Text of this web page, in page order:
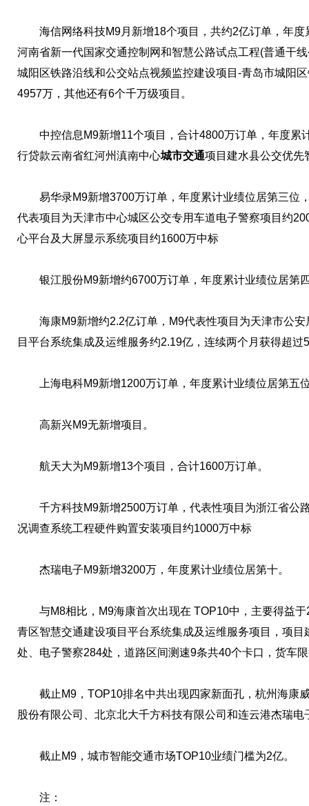
海信网络科技M9月新增18个项目，共约2亿订单，年度
河南省新一代国家交通控制网和智慧公路试点工程(普通干
城阳区铁路沿线和公交站点视频监控建设项目-青岛市城阳
4957万，其他还有6个千万级项目。
中控信息M9新增11个项目，合计4800万订单，年度累
行贷款云南省红河州滇南中心城市交通项目建水县公交优先
易华录M9新增3700万订单，年度累计业绩位居第三位
代表项目为天津市中心城区公交专用车道电子警察项目约
心平台及大屏显示系统项目约1600万中标
银江股份M9新增约6700万订单，年度累计业绩位居第
海康M9新增约2.2亿订单，M9代表性项目为天津市公安
目平台系统集成及运维服务约2.19亿，连续两个月获得超过
上海电科M9新增1200万订单，年度累计业绩位居第五
高新兴M9无新增项目。
航天大为M9新增13个项目，合计1600万订单。
千方科技M9新增2500万订单，代表性项目为浙江省公
况调查系统工程硬件购置安装项目约1000万中标
杰瑞电子M9新增3200万，年度累计业绩位居第十。
与M8相比，M9海康首次出现在 TOP10中，主要得益于
青区智慧交通建设项目平台系统集成及运维服务项目，项
处、电子警察284处，道路区间测速9条共40个卡口，货车
截止M9，TOP10排名中共出现四家新面孔，杭州海康
股份有限公司、北京北大千方科技有限公司和连云港杰瑞电
截止M9，城市智能交通市场TOP10业绩门槛为2亿。
注：